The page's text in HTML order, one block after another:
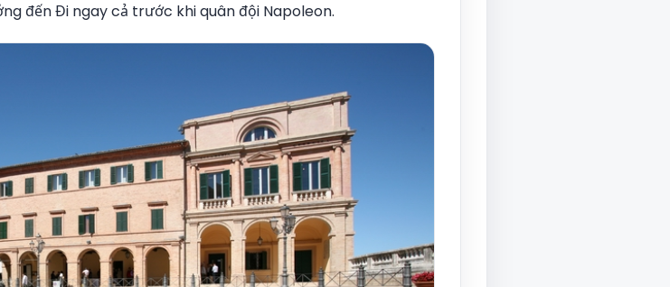
đến Đi ngay cả trước khi quân đội Napoleon.